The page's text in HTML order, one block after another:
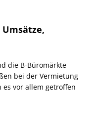
die B-Büromärkte
bei der Vermietung
es vor allem getroffen